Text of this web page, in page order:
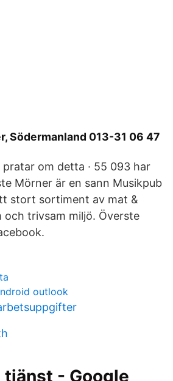
Södermanland 013-31 06 47
pratar om detta · 55 093 har
Mörner är en sann Musikpub
stort sortiment av mat &
och trivsam miljö. Överste
outlook
- Google